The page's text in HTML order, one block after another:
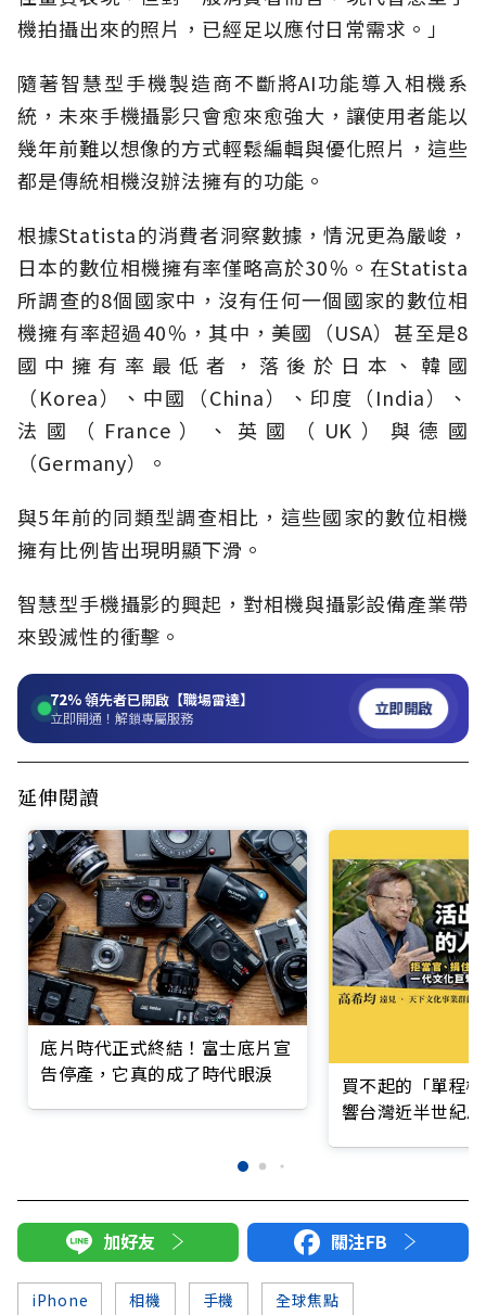
機拍攝出來的照片，已經足以應付日常需求。」
隨著智慧型手機製造商不斷將AI功能導入相機系
統，未來手機攝影只會愈來愈強大，讓使用者能以
幾年前難以想像的方式輕鬆編輯與優化照片，這些
都是傳統相機沒辦法擁有的功能。
根據Statista的消費者洞察數據，情況更為嚴峻，
日本的數位相機擁有率僅略高於30％。在Statista
所調查的8個國家中，沒有任何一個國家的數位相
機擁有率超過40％，其中，美國（USA）甚至是8
國中擁有率最低者，落後於日本、韓國
（Korea）、中國（China）、印度（India）、
法國（France）、英國（UK）與德國
（Germany）。
與5年前的同類型調查相比，這些國家的數位相機
擁有比例皆出現明顯下滑。
智慧型手機攝影的興起，對相機與攝影設備產業帶
來毀滅性的衝擊。
72%領先者已開啟【職場雷達】
立即開通！解鎖專屬服務 立即開啟
延伸閱讀
底片時代正式終結！富士底片宣
告停產，它真的成了時代眼淚
買不起的「單程
響台灣近半世紀
加好友 關注FB
iPhone 相機 手機 全球焦點